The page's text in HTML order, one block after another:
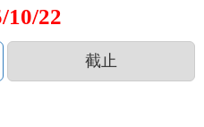
10/22
截止